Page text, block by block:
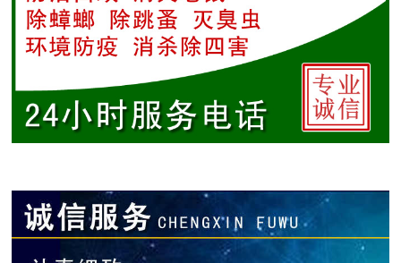
东台白蚁防治
涟水白蚁防治
金湖白蚁防治
杭州白蚁防治